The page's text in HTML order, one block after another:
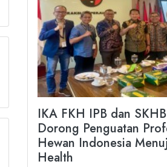
IKA FKH IPB dan
Dorong Penguatan
Hewan Indonesia
Health